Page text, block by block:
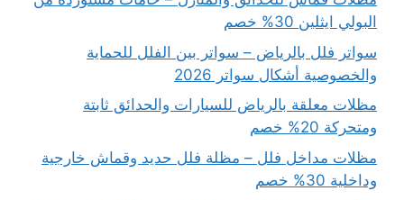
البولي ايثلين 30% خصم
سواتر فلل بالرياض – سواتر بين الفلل للحماية
والخصوصية أشكال سواتر 2026
مظلات معلقة بالرياض للسيارات والحدائق ثابتة
ومتحركة 20% خصم
مظلات مداخل فلل – مظلة فلل حديد وقماش خارجية
وداخلية 30% خصم